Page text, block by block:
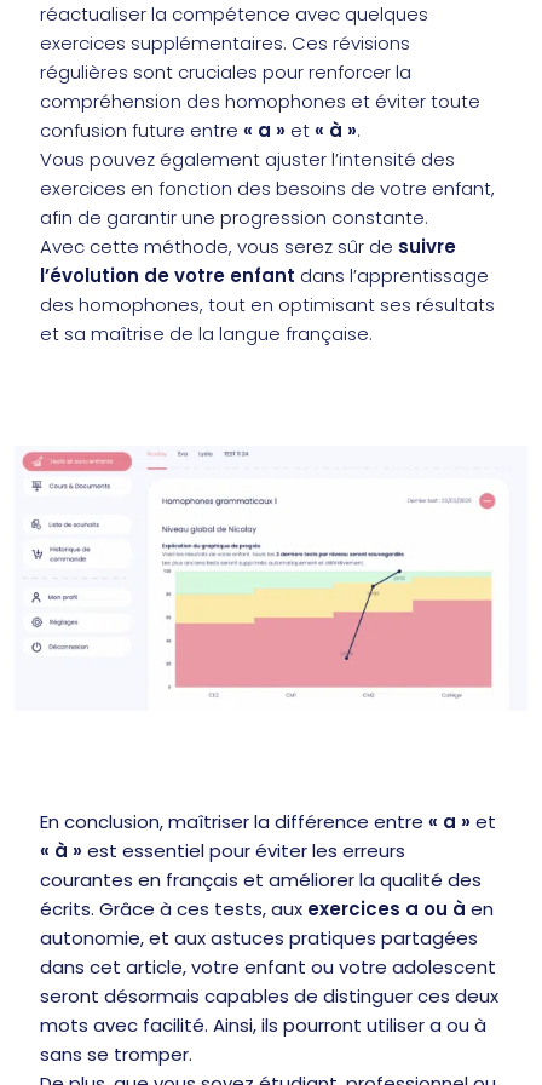
réactualiser la compétence avec quelques
exercices supplémentaires. Ces révisions
régulières sont cruciales pour renforcer la
compréhension des homophones et éviter toute
confusion future entre« a » et« à ».
Vous pouvez également ajuster l’intensité des
exercices en fonction des besoins de votre enfant,
afin de garantir une progression constante.
Avec cette méthode, vous serez sûr de suivre
l’évolution de votre enfant dans l’apprentissage
des homophones, tout en optimisant ses résultats
et sa maîtrise de la langue française.
En conclusion, maîtriser la différence entre« a » et
« à » est essentiel pour éviter les erreurs
courantes en français et améliorer la qualité des
écrits. Grâce à ces tests, aux exercices a ou à en
autonomie, et aux astuces pratiques partagées
dans cet article, votre enfant ou votre adolescent
seront désormais capables de distinguer ces deux
mots avec facilité. Ainsi, ils pourront utiliser a ou à
sans se tromper.